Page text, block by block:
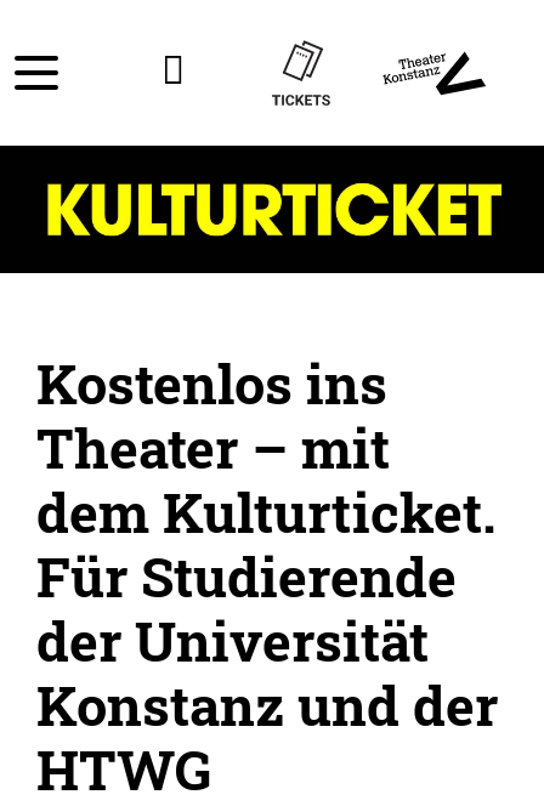
Kostenlos ins
Theater – mit
dem Kulturticket.
Für Studierende
der Universität
Konstanz und der
HTWG